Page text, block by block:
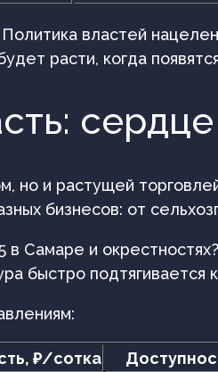
властей
расти, когда
но и растущей
бизнесов: от
Самаре и
быстро
₽/сотка